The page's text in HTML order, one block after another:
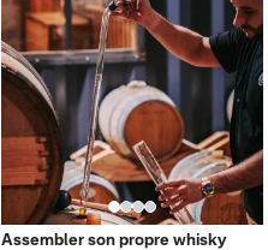
Assembler son propre whisky